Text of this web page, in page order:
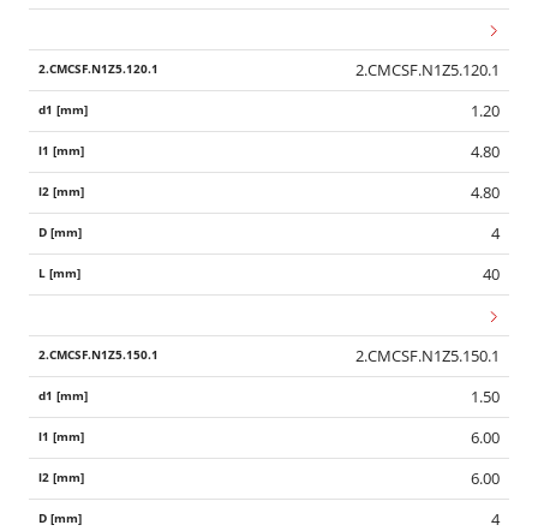
2.CMCSF.N1Z5.120.1
1.20
4.80
4.80
4
40
2.CMCSF.N1Z5.150.1
1.50
6.00
6.00
4